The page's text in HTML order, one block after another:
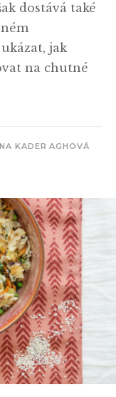
dostává také
jak
na chutné
KADER AGHOVÁ